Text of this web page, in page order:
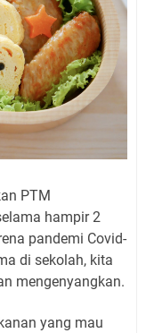
PTM
hampir 2
pandemi Covid-
di sekolah, kita
mengenyangkan.
yang mau